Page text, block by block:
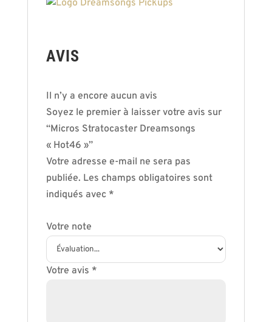
AVIS
Il n’y a encore aucun avis
Soyez le premier à laisser votre avis sur
“Micros Stratocaster Dreamsongs
« Hot46 »”
Votre adresse e-mail ne sera pas
publiée. Les champs obligatoires sont
indiqués avec *
Votre note
Votre avis *